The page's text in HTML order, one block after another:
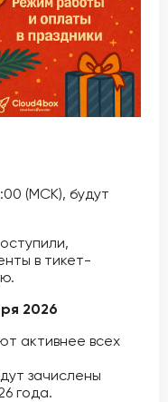
(МСК), будут
в тикет-
2026
активнее всех
зачислены
года.